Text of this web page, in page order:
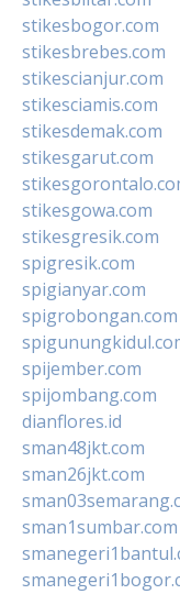
stikesbogor.com
stikesbrebes.com
stikescianjur.com
stikesciamis.com
stikesdemak.com
stikesgarut.com
stikesgowa.com
stikesgresik.com
spigresik.com
spigianyar.com
spigrobongan.com
spijember.com
spijombang.com
dianflores.id
sman48jkt.com
sman26jkt.com
sman1sumbar.com